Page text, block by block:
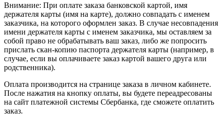
Внимание: При оплате заказа банковской картой, имя
держателя карты (имя на карте), должно совпадать с именем
заказчика, на которого оформлен заказ. В случае несовпадения
имени держателя карты с именем заказчика, мы оставляем за
собой право не обрабатывать ваш заказ, либо же попросить
прислать скан-копию паспорта держателя карты (например, в
случае, если вы оплачиваете заказ картой вашего друга или
родственника).
Оплата производится на странице заказа в личном кабинете.
После нажатия на кнопку оплаты, вы будете переадресованы
на сайт платежной системы Сбербанка, где сможете оплатить
заказ.